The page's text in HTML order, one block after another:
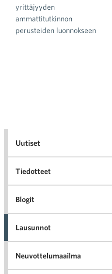
Artikkelien selaus
yrittäjyyden
ammattitutkinnon
perusteiden luonnokseen
Uutiset
Tiedotteet
Blogit
Lausunnot
Neuvottelumaailma